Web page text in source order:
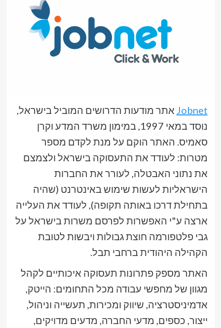
Jobnet אתר מודעות הדרושים המוביל בישראל,
נוסד במאי 1997, במימון משרד המדע וקרן
סאמיס. האתר הוקם על מנת לקדם מספר
מטרות: לעודד את התעסוקה בישראל ולצמצם
את נתוני האבטלה, לעורר את החברות
הישראליות לעשות שימוש באינטרנט (שהיה
בתחילת דרכו באותה תקופה), לעודד את העלייה
ארצה ע"י האפשרות לפרסם משרות בישראל על
גבי פלטפורמה חוצת גבולות ויבשות לטובת
הקהילה היהודית ברחבי תבל.
האתר מספק פתרונות תעסוקה איכותיים לקהל
מגוון של מחפשי עבודה מכל התחומים: הייטק,
אדמיניסטרציה, שיווק ומכירות, תעשייה וניהול,
ייצור, כספים, מדעי החברה, מדעים מדויקים,